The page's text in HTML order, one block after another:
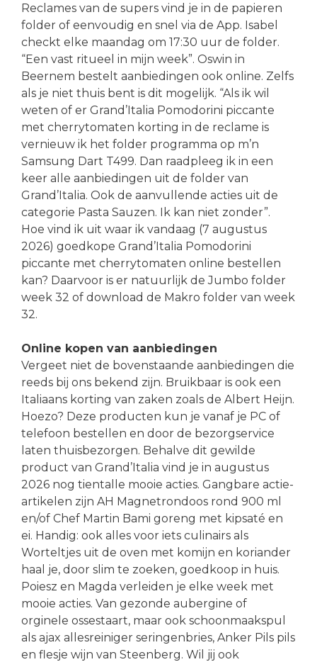
Reclames van de supers vind je in de papieren
folder of eenvoudig en snel via de App. Isabel
checkt elke maandag om 17:30 uur de folder.
“Een vast ritueel in mijn week”. Oswin in
Beernem bestelt aanbiedingen ook online. Zelfs
als je niet thuis bent is dit mogelijk. “Als ik wil
weten of er Grand’Italia Pomodorini piccante
met cherrytomaten korting in de reclame is
vernieuw ik het folder programma op m’n
Samsung Dart T499. Dan raadpleeg ik in een
keer alle aanbiedingen uit de folder van
Grand’Italia. Ook de aanvullende acties uit de
categorie Pasta Sauzen. Ik kan niet zonder”.
Hoe vind ik uit waar ik vandaag (7 augustus
2026) goedkope Grand’Italia Pomodorini
piccante met cherrytomaten online bestellen
kan? Daarvoor is er natuurlijk de Jumbo folder
week 32 of download de Makro folder van week
32.
Online kopen van aanbiedingen
Vergeet niet de bovenstaande aanbiedingen die
reeds bij ons bekend zijn. Bruikbaar is ook een
Italiaans korting van zaken zoals de Albert Heijn.
Hoezo? Deze producten kun je vanaf je PC of
telefoon bestellen en door de bezorgservice
laten thuisbezorgen. Behalve dit gewilde
product van Grand’Italia vind je in augustus
2026 nog tientalle mooie acties. Gangbare actie-
artikelen zijn AH Magnetrondoos rond 900 ml
en/of Chef Martin Bami goreng met kipsaté en
ei. Handig: ook alles voor iets culinairs als
Worteltjes uit de oven met komijn en koriander
haal je, door slim te zoeken, goedkoop in huis.
Poiesz en Magda verleiden je elke week met
mooie acties. Van gezonde aubergine of
orginele ossestaart, maar ook schoonmaakspul
als ajax allesreiniger seringenbries, Anker Pils pils
en flesje wijn van Steenberg. Wil jij ook